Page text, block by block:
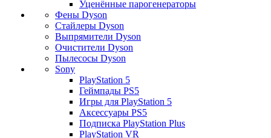
Уценённые парогенераторы
Фены Dyson
Стайлеры Dyson
Выпрямители Dyson
Очистители Dyson
Пылесосы Dyson
Sony
PlayStation 5
Геймпады PS5
Игры для PlayStation 5
Аксессуары PS5
Подписка PlayStation Plus
PlayStation VR